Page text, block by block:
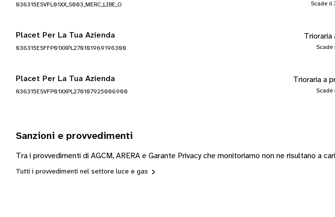
036315ESVFL01XX_S003_MERC_LIBE_O Scade il
Placet Per La Tua Azienda
036315ESFFP01XXPL270101969196300
Trioraria
Scade
Placet Per La Tua Azienda
036315ESVFP01XXPL270107925006900
Trioraria a
Scade
Sanzioni e provvedimenti
Tra i provvedimenti di AGCM, ARERA e Garante Privacy che monitoriamo non ne risultano a
Tutti i provvedimenti nel settore luce e gas